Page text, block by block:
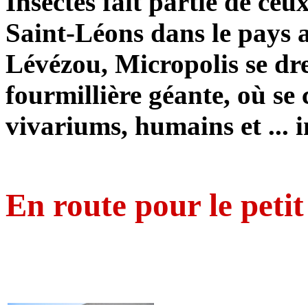
Saint-Léons dans le pays
Lévézou, Micropolis se
fourmillière géante, où se
vivariums, humains et ...
En route pour le petit